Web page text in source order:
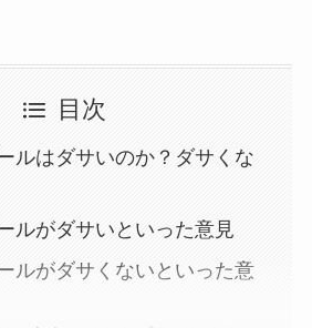
目次
ルはダサいのか？ダサくな
ルがダサいといった意見
ルがダサくないといった意